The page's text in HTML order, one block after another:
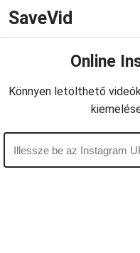
SaveVid
Online
Könnyen letölthető